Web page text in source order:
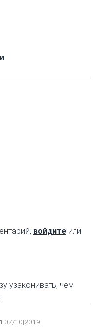
войдите или
узаконивать, чем
07/10|2019